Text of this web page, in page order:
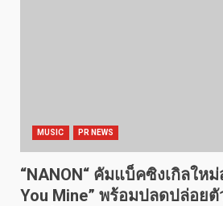
MUSIC PR NEWS
“NANON“ คัมแบ็คซิงเกิลให
You Mine” พร้อมปลดปล่อยตั